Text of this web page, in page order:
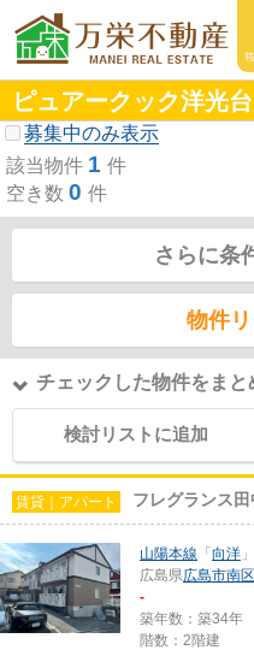
ピュアークック洋光
募集中のみ表示
該当物件 1 件
空き数 0 件
さらに条
物件
チェックした物件をまと
検討リストに追加
賃貸｜アパート フレグランス田
山陽本線 「向洋
広島県広島市南区
-
築年数：築34年
階数：2階建